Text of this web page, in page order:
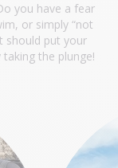
you have a fear
or simply “not
should put your
the plunge!